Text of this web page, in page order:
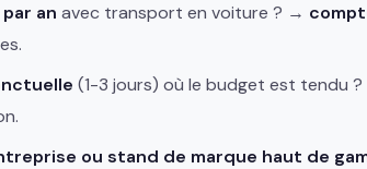
an avec transport en voiture ? →
(1-3 jours) où le budget est tendu
ou stand de marque haut de